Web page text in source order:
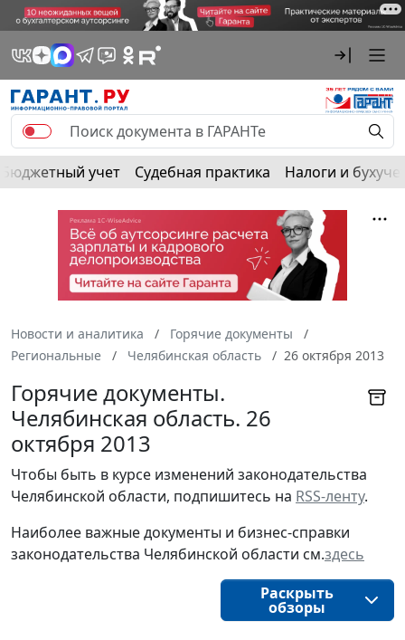
Бюджетный учет Судебная практика Налоги и
Новости и аналитика
Горячие документы
Региональные
Челябинская область 26 октября 2013
Горячие документы.
Челябинская область. 26
октября 2013
Чтобы быть в курсе изменений законодательства
Челябинской области, подпишитесь на RSS-ленту.
Наиболее важные документы и бизнес-справки
законодательства Челябинской области см.здесь
Раскрыть
обзоры